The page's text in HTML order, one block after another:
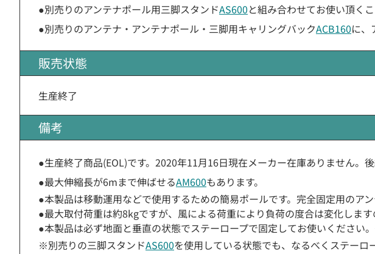
●別売りのアンテナポール用三脚スタンドAS600と組み合わせてお使い頂く
●別売りのアンテナ・アンテナポール・三脚用キャリングバックACB160に、
販売状態
生産終了
備考
●生産終了商品(EOL)です。2020年11月16日現在メーカー在庫ありません。
●最大伸縮長が6mまで伸ばせるAM600もあります。
●本製品は移動運用などで使用するための簡易ポールです。完全固定用のア
●最大取付荷重は約8kgですが、風による荷重により負荷の度合は変化しま
●本製品は必ず地面と垂直の状態でステーロープで固定してお使いください
※別売りの三脚スタンドAS600を使用している状態でも、なるべくステーロ